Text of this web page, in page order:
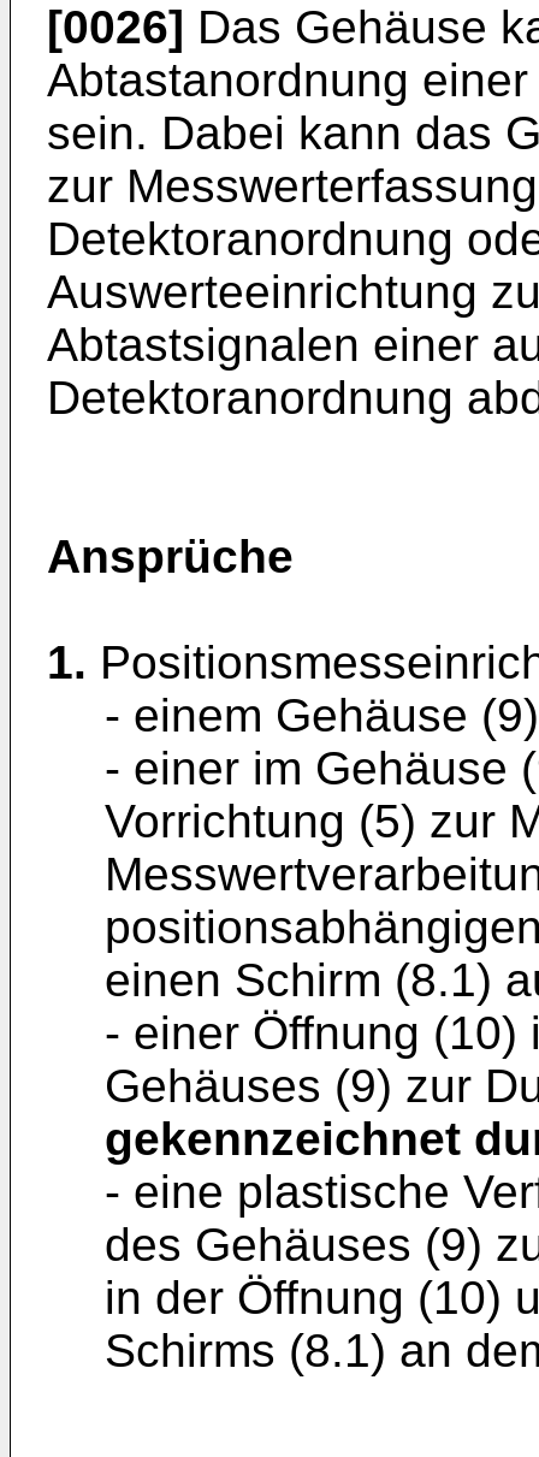
[0026] Das Gehäuse
Abtastanordnung
sein. Dabei kann das
zur
Detektoranordnung
Auswerteeinrichtung
Abtastsignalen einer
Detektoranordnung
Ansprüche
1.
- einem Gehäuse
- einer im Gehäuse
Vorrichtung (5) zur
einen Schirm (8.1)
- einer Öffnung (10)
Gehäuses (9) zur
gekennzeichnet
- eine plastische
des Gehäuses (9)
in der Öffnung (10)
Schirms (8.1) an